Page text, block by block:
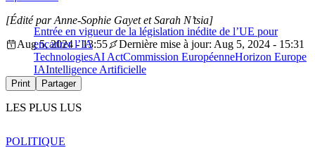
Entrée en vigueur de la législation inédite de l’UE pour
encadrer l’IA
[Édité par Anne-Sophie Gayet et Sarah N’tsia]
Aug 5, 2024 - 13:55
Dernière mise à jour: Aug 5, 2024 - 15:31
TechnologiesAI ActCommission EuropéenneHorizon Europe
IAIntelligence Artificielle
Print Partager
LES PLUS LUS
POLITIQUE